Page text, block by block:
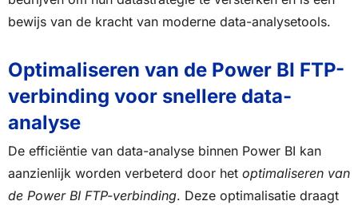
bewijs van de kracht van moderne data-analysetools.
Optimaliseren van de Power BI FTP-
verbinding voor snellere data-
analyse
De efficiëntie van data-analyse binnen Power BI kan
aanzienlijk worden verbeterd door het optimaliseren van
de Power BI FTP-verbinding. Deze optimalisatie draagt